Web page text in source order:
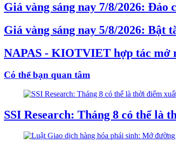
Giá vàng sáng nay 7/8/2026: Đảo
Giá vàng sáng nay 5/8/2026: Bật
NAPAS - KIOTVIET hợp tác mở
Có thể bạn quan tâm
SSI Research: Tháng 8 có thể là